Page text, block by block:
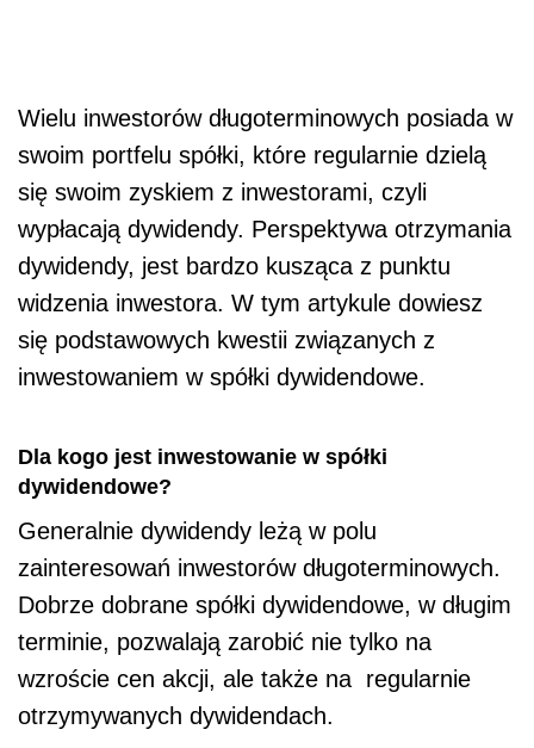
Wielu inwestorów długoterminowych posiada w
swoim portfelu spółki, które regularnie dzielą
się swoim zyskiem z inwestorami, czyli
wypłacają dywidendy. Perspektywa otrzymania
dywidendy, jest bardzo kusząca z punktu
widzenia inwestora. W tym artykule dowiesz
się podstawowych kwestii związanych z
inwestowaniem w spółki dywidendowe.
Dla kogo jest inwestowanie w spółki
dywidendowe?
Generalnie dywidendy leżą w polu
zainteresowań inwestorów długoterminowych.
Dobrze dobrane spółki dywidendowe, w długim
terminie, pozwalają zarobić nie tylko na
wzroście cen akcji, ale także na regularnie
otrzymywanych dywidendach.